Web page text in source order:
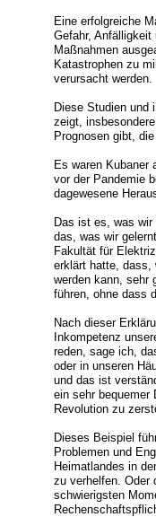
Eine erfolgreiche
Gefahr, Anfälligkeit
Maßnahmen
Katastrophen zu
verursacht werden.
Diese Studien und
zeigt,
Prognosen gibt,
Es waren Kubaner
vor der Pandemie
dagewesene
Das ist es, was wir
das, was wir
Fakultät für
erklärt hatte, dass,
werden kann, sehr
führen, ohne dass
Nach dieser
Inkompetenz
reden, sage ich,
oder in unseren
und das ist
ein sehr bequemer
Revolution zu
Dieses Beispiel
Problemen und
Heimatlandes in
zu verhelfen. Oder
schwierigsten